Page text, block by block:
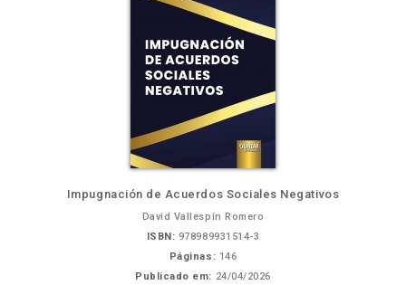
Impugnación de Acuerdos Sociales Negativos
David Vallespín Romero
ISBN: 978989931514-3
Páginas: 146
Publicado em: 24/04/2026